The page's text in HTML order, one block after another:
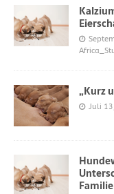
„Kurz
Juli